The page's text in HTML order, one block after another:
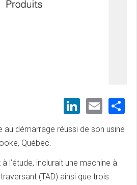
au démarrage réussi de son usine
Québec.
l’étude, inclurait une machine à
(TAD) ainsi que trois